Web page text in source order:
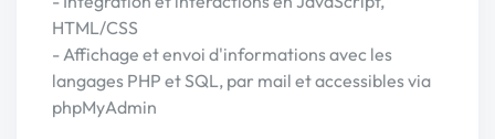
HTML/CSS
- Affichage et envoi d'informations avec les
langages PHP et SQL, par mail et accessibles via
phpMyAdmin